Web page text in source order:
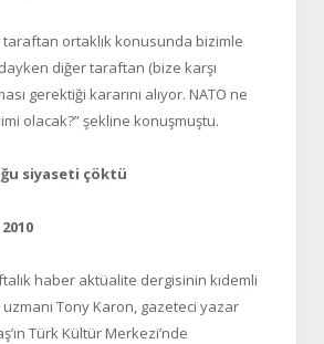
taraftan ortaklık konusunda bizimle
diğer taraftan (bize karşı
gerektiği kararını alıyor. NATO ne
olacak?” şekline konuşmuştu.
siyaseti çöktü
haber aktüalite dergisinin kıdemli
Tony Karon, gazeteci yazar
Türk Kültür Merkezi’nde